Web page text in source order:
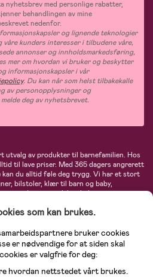
nyhetsbrev med personlige rabatter,
behandlingen av mine
nedenfor.
og lignende teknologier
våre kunders interesser i tilbudene våre,
annonser og innholdsmarkedsføring,
mer om hvordan vi bruker og beskytter
informasjonskapsler i vår
. Du kan når som helst tilbakekalle
av personopplysninger og
deg av nyhetsbrevet.
utvalg av produkter til barnefamilien. Hos
til lave priser. Med 365 dagers angrerett
kan du alltid føle deg trygg. Vi har et stort
bilstoler, klær til barn og baby,
interiør, leker, babyustyr og mye
Didriksons, KidKraft, Ergobaby, Philips
som kan brukes.
bruker cookies
er nødvendige for at siden skal
er valgfrie for deg:
hvordan nettstedet vårt brukes.